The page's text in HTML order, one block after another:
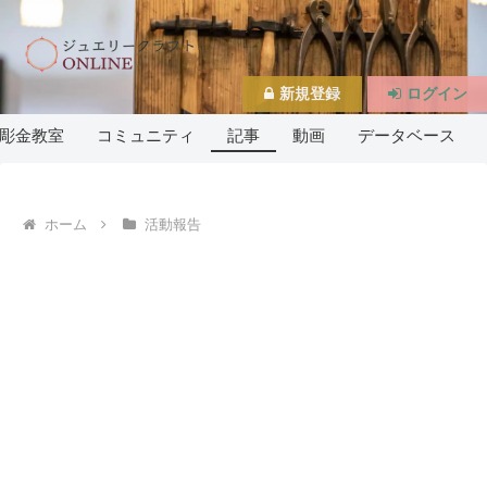
金教室 コミュニティ 記事 動画 データベース
ホーム 活動報告
新規登録 ログイン